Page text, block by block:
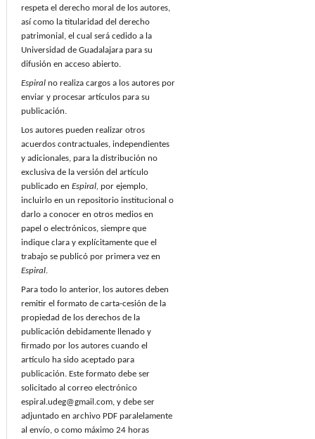
respeta el derecho moral de los autores,
así como la titularidad del derecho
patrimonial, el cual será cedido a la
Universidad de Guadalajara para su
difusión en acceso abierto.
Espiral no realiza cargos a los autores por
enviar y procesar artículos para su
publicación.
Los autores pueden realizar otros
acuerdos contractuales, independientes
y adicionales, para la distribución no
exclusiva de la versión del artículo
publicado en Espiral, por ejemplo,
incluirlo en un repositorio institucional o
darlo a conocer en otros medios en
papel o electrónicos, siempre que
indique clara y explícitamente que el
trabajo se publicó por primera vez en
Espiral.
Para todo lo anterior, los autores deben
remitir el formato de carta-cesión de la
propiedad de los derechos de la
publicación debidamente llenado y
firmado por los autores cuando el
artículo ha sido aceptado para
publicación. Este formato debe ser
solicitado al correo electrónico
espiral.udeg@gmail.com, y debe ser
adjuntado en archivo PDF paralelamente
al envío, o como máximo 24 horas